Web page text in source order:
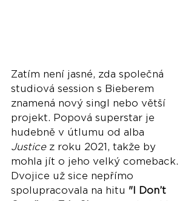
Zatím není jasné, zda společná
studiová session s Bieberem
znamená nový singl nebo větší
projekt. Popová superstar je
hudebně v útlumu od alba
Justice z roku 2021, takže by
mohla jít o jeho velký comeback.
Dvojice už sice nepřímo
spolupracovala na hitu "I Don’t